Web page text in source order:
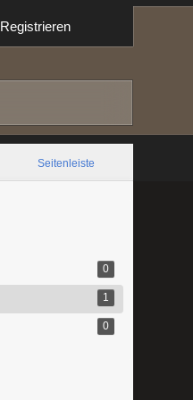
Registrieren
Seitenleiste
0
1
0